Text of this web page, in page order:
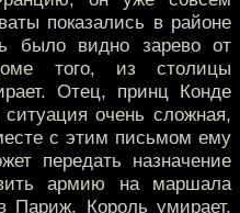
показались в районе
было видно зарево от
того, из столицы
Отец, принц Конде
очень сложная,
с этим письмом ему
передать назначение
армию на маршала
Париж. Король умирает,